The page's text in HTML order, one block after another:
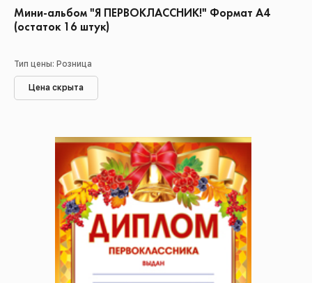
Мини-альбом "Я ПЕРВОКЛАССНИК!" Формат А4
(остаток 16 штук)
Тип цены: Розница
Цена скрыта